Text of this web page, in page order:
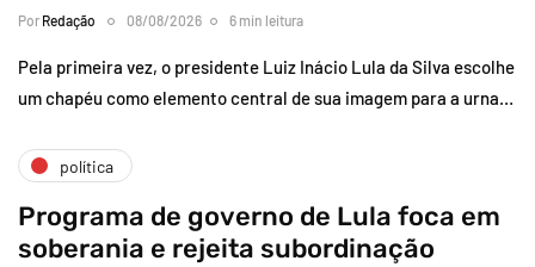
Por Redação 08/08/2026 6 min leitura
Pela primeira vez, o presidente Luiz Inácio Lula da Silva escolhe
um chapéu como elemento central de sua imagem para a urna…
política
Programa de governo de Lula foca em
soberania e rejeita subordinação